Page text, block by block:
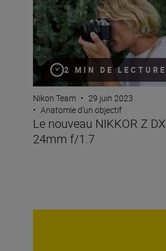
2 MIN DE LECTURE
Nikon Team • 29 juin 2023
• Anatomie d’un objectif
Le nouveau NIKKOR Z DX
24mm f/1.7